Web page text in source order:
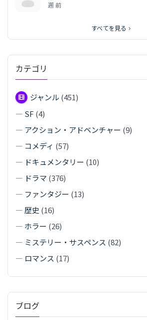
週 前
すべてを見る
カテゴリ
ジャンル (451)
— SF (4)
— アクション・アドベンチャー (9)
— コメディ (57)
— ドキュメンタリー (10)
— ドラマ (376)
— ファンタジー (13)
— 歴史 (16)
— ホラー (26)
— ミステリー・サスペンス (82)
— ロマンス (17)
ブログ